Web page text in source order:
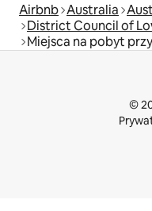
Airbnb Australia
District Council of
Miejsca na pobyt
©